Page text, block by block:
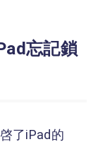
忘記鎖
了iPad的